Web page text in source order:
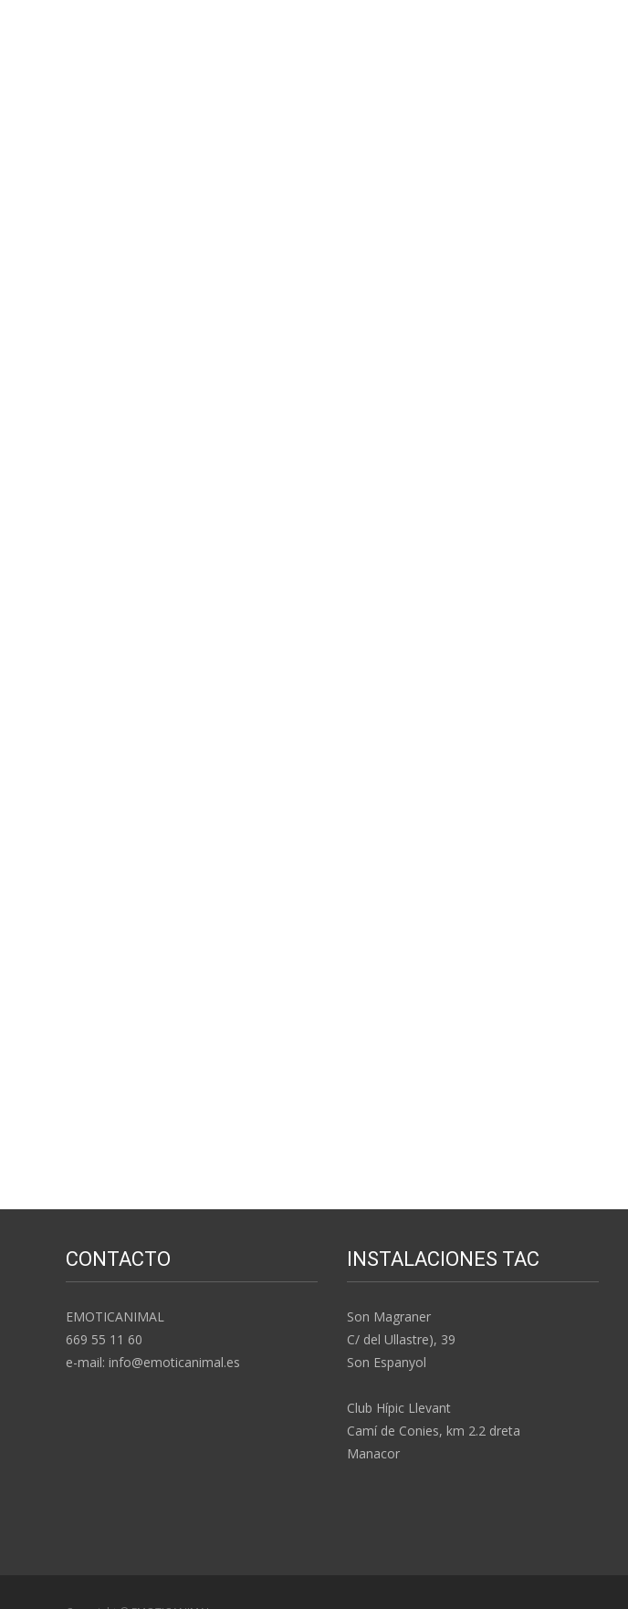
CONTACTO
EMOTICANIMAL
669 55 11 60
e-mail: info@emoticanimal.es
INSTALACIONES TAC
Son Magraner
C/ del Ullastre), 39
Son Espanyol
Club Hípic Llevant
Camí de Conies, km 2.2 dreta
Manacor